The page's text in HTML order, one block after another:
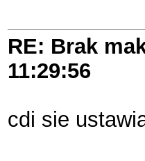
RE: Brak
11:29:56
cdi sie